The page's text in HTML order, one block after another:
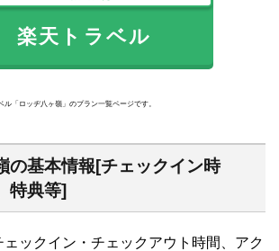
天トラベル
ル「ロッヂ八ヶ嶺」のプラン一覧ページです。
の基本情報[チェックイン時
特典等]
ェックイン・チェックアウト時間、アク